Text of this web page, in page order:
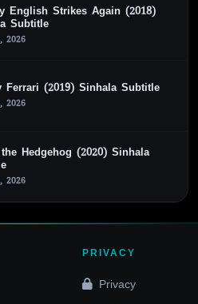
English Strikes Again (2018)
Subtitle
2026
Ferrari (2019) Sinhala Subtitle
2026
Hedgehog (2020) Sinhala
2026
PRIVACY
Privacy